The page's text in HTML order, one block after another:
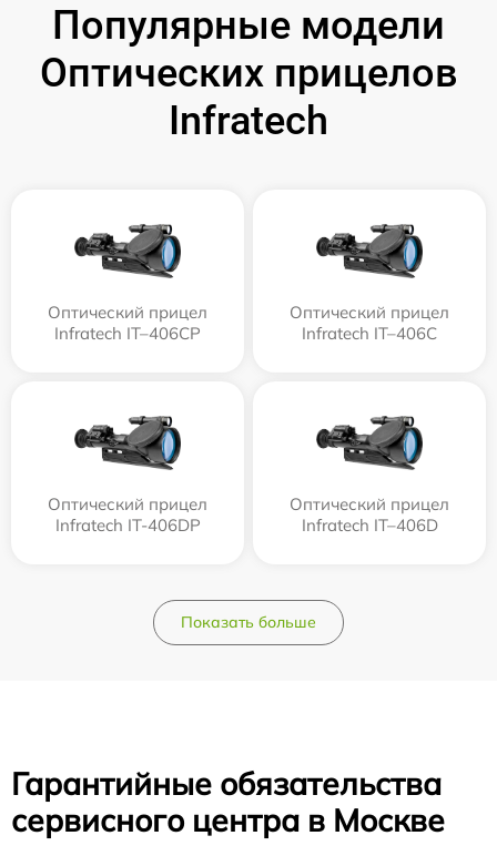
Популярные модели
Оптических прицелов
Infratech
Оптический прицел
Infratech IT–406СP
Оптический прицел
Infratech IT–406С
Оптический прицел
Infratech IT-406DP
Оптический прицел
Infratech IT–406D
Показать больше
Гарантийные обязательства
сервисного центра в Москве